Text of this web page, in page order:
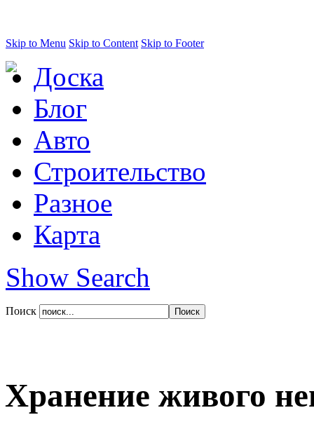
Skip to Menu Skip to Content Skip to Footer
Доска
Блог
Авто
Строительство
Разное
Карта
Show Search
Поиск
Хранение живого